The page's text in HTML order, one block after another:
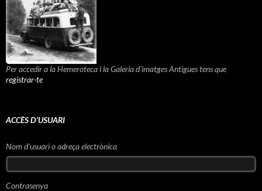
Per accedir a la Hemeroteca i la Galeria d'imatges Antigues tens que
registrar-te
ACCÈS D’USUARI
Nom d'usuari o adreça electrònica
Contrasenya